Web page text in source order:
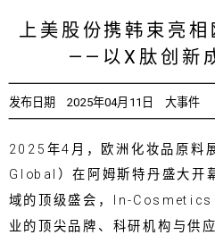
上美股份携韩束亮
——以X肽创新
发布日期 2025年04月11日 大事件
2025年4月，欧洲化妆品原
Global）在阿姆斯特丹盛大开
域的顶级盛会，In-
业的顶尖品牌、科研机构与供